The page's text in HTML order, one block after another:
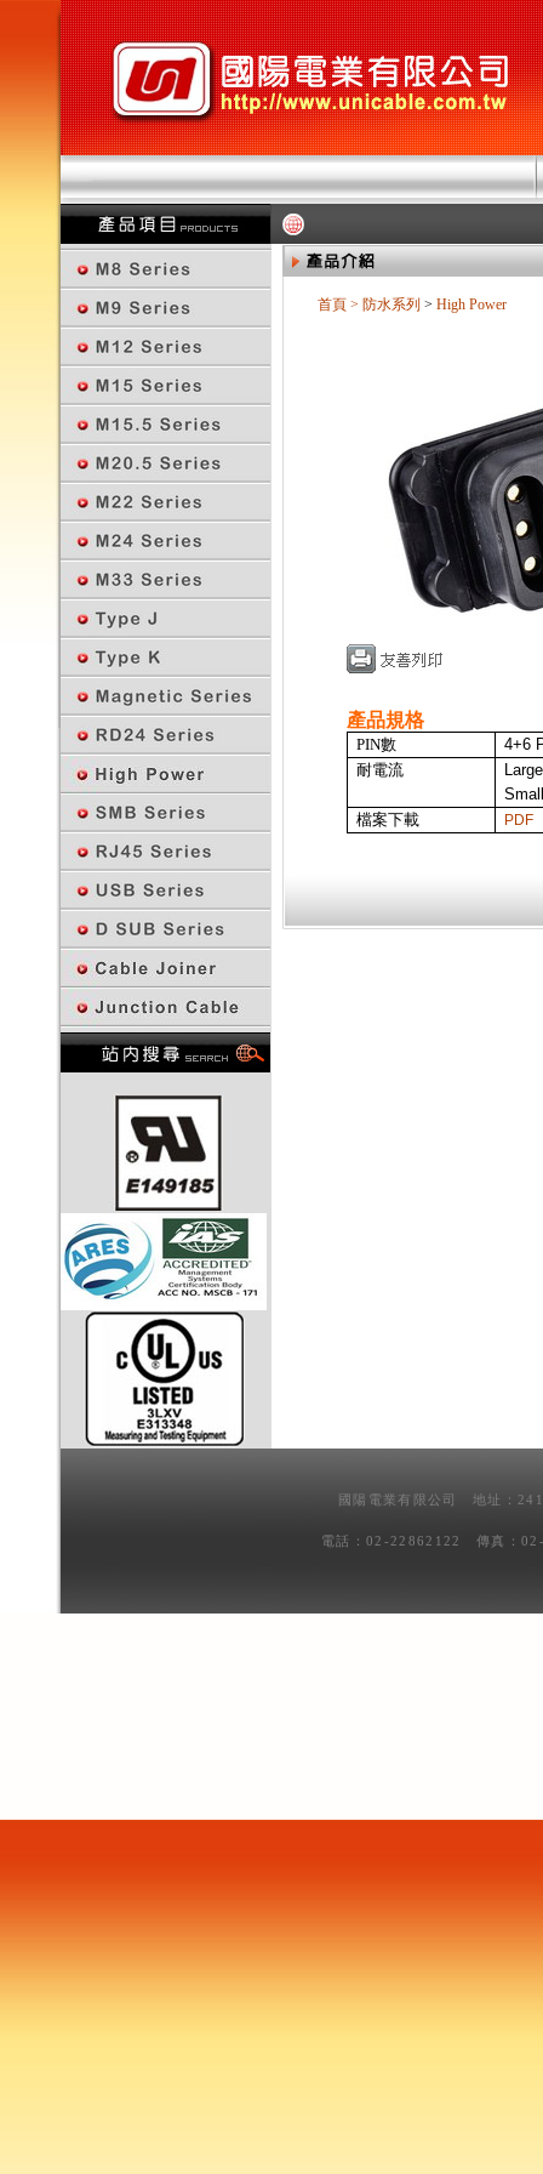
首頁 > 防水系列 > High Power
產品規格
PIN數
4+6
耐電流
檔案下載
PDF
國陽電業有限公司 地址：
電話：02-22862122 傳真：